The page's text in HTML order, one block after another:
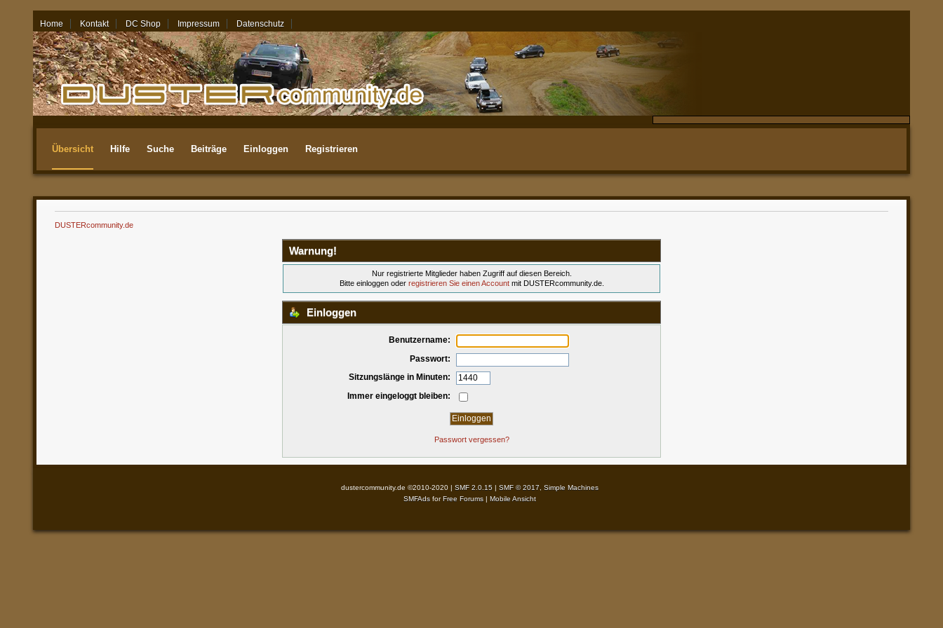
Home Kontakt DC Shop Impressum Datenschutz
07.08.26 - 06:11
Übersicht Hilfe Suche Beiträge Einloggen Registrieren
DUSTERcommunity.de
Warnung!
Nur registrierte Mitglieder haben Zugriff auf diesen Bereich.
Bitte einloggen oder registrieren Sie einen Accountmit DUSTERcommunity.de.
Einloggen
Benutzername:
Passwort:
Sitzungslänge in Minuten:
Immer eingeloggt bleiben:
Passwort vergessen?
dustercommunity.de ©2010-2020 | SMF 2.0.15 | SMF © 2017
Simple Machines
SMFAds forFree Forums | Mobile Ansicht